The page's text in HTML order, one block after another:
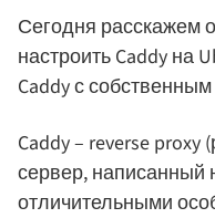
Сегодня расскажем
настроить Caddy на
Caddy с
Caddy – reverse proxy
сервер, написанный
отличительными